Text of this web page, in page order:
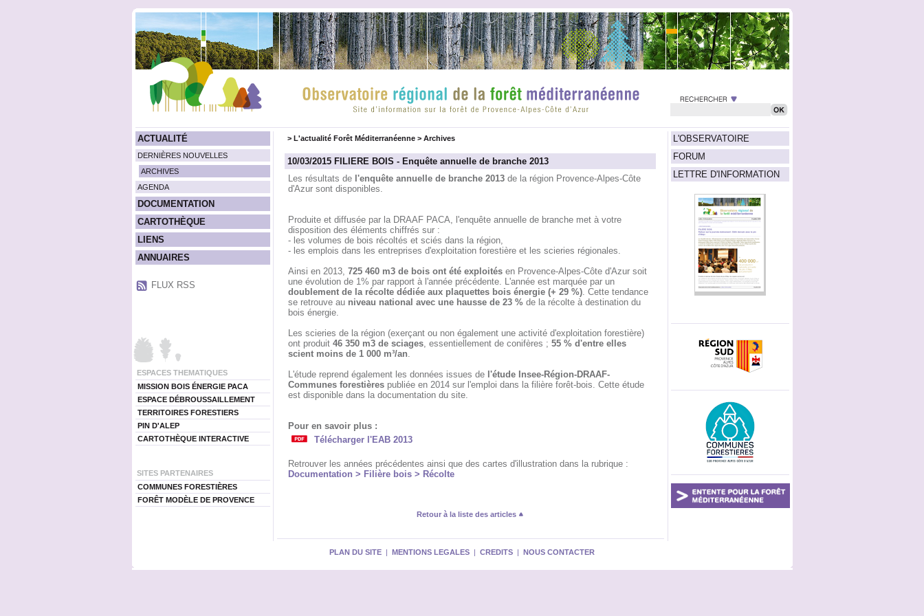
ACTUALITÉ
DERNIÈRES NOUVELLES
ARCHIVES
AGENDA
DOCUMENTATION
CARTOTHÈQUE
LIENS
ANNUAIRES
FLUX RSS
ESPACES THEMATIQUES
MISSION BOIS ÉNERGIE PACA
ESPACE DÉBROUSSAILLEMENT
TERRITOIRES FORESTIERS
PIN D'ALEP
CARTOTHÈQUE INTERACTIVE
SITES PARTENAIRES
COMMUNES FORESTIÈRES
FORÊT MODÈLE DE PROVENCE
L'OBSERVATOIRE
FORUM
LETTRE D'INFORMATION
> L'actualité Forêt Méditerranéenne> Archives
10/03/2015 FILIERE BOIS - Enquête annuelle de branche 2013
Les résultats de l'enquête annuelle de branche 2013de la région Provence-Alpes-Côte
d'Azur sont disponibles.
Produite et diffusée par la DRAAF PACA, l'enquête annuelle de branche met à votre
disposition des éléments chiffrés sur :
- les volumes de bois récoltés et sciés dans la région,
- les emplois dans les entreprises d'exploitation forestière et les scieries régionales.
Ainsi en 2013, 725 460 m3 de bois ont été exploitésen Provence-Alpes-Côte d'Azur soit
une évolution de 1% par rapport à l'année précédente. L'année est marquée par un
doublement de la récolte dédiée aux plaquettes bois énergie (+ 29 %). Cette tendance
se retrouve au niveau national avec une hausse de 23 % de la récolte à destination du
bois énergie.
Les scieries de la région (exerçant ou non également une activité d'exploitation forestière)
ont produit 46 350 m3 de sciages, essentiellement de conifères ; 55 % d'entre elles
scient moins de 1 000 m³/an.
L'étude reprend également les données issues de l'étude Insee-Région-DRAAF-
Communes forestières publiée en 2014 sur l'emploi dans la filière forêt-bois. Cette étude
est disponible dans la documentation du site.
Pour en savoir plus :
Télécharger l'EAB 2013
Retrouver les années précédentes ainsi que des cartes d'illustration dans la rubrique :
Documentation > Filière bois > Récolte
Retour à la liste des articles
PLAN DU SITE | MENTIONS LEGALES | CREDITS | NOUS CONTACTER